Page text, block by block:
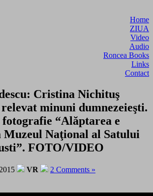
Home
ZIUA
Video
Audio
Roncea Books
Links
Contact
Cristina Nichituş
relevat minuni dumnezeieşti.
“Alăptarea e
Muzeul Naţional al Satului
FOTO/VIDEO
VR 2 Comments »